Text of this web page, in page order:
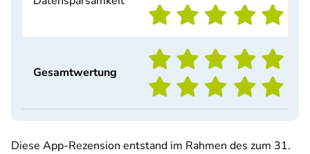
Gesamtwertung
Diese App-Rezension entstand im Rahmen des zum 31.